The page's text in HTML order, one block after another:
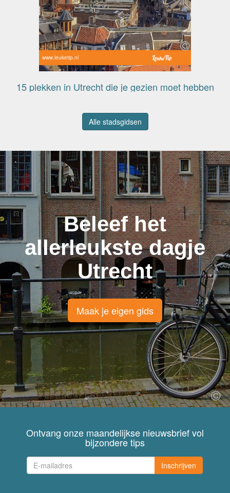
www.leuketip.nl
15 plekken in Utrecht die je gezien moet hebben
Alle stadsgidsen
Beleef het
allerleukste dagje
Utrecht
Maak je eigen gids
Ontvang onze maandelijkse nieuwsbrief vol
bijzondere tips
Inschrijven